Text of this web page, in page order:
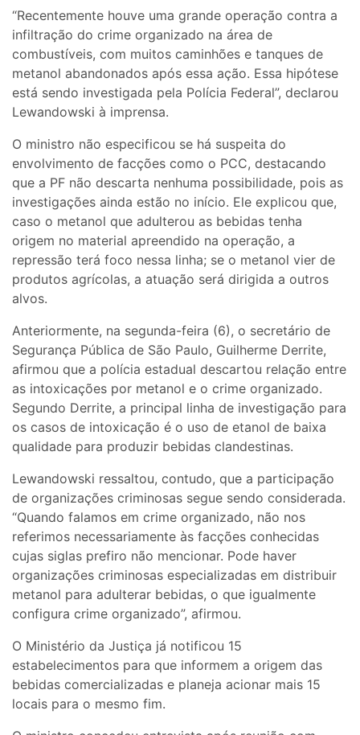
“Recentemente houve uma grande operação contra a
infiltração do crime organizado na área de
combustíveis, com muitos caminhões e tanques de
metanol abandonados após essa ação. Essa hipótese
está sendo investigada pela Polícia Federal”, declarou
Lewandowski à imprensa.
O ministro não especificou se há suspeita do
envolvimento de facções como o PCC, destacando
que a PF não descarta nenhuma possibilidade, pois as
investigações ainda estão no início. Ele explicou que,
caso o metanol que adulterou as bebidas tenha
origem no material apreendido na operação, a
repressão terá foco nessa linha; se o metanol vier de
produtos agrícolas, a atuação será dirigida a outros
alvos.
Anteriormente, na segunda-feira (6), o secretário de
Segurança Pública de São Paulo, Guilherme Derrite,
afirmou que a polícia estadual descartou relação entre
as intoxicações por metanol e o crime organizado.
Segundo Derrite, a principal linha de investigação para
os casos de intoxicação é o uso de etanol de baixa
qualidade para produzir bebidas clandestinas.
Lewandowski ressaltou, contudo, que a participação
de organizações criminosas segue sendo considerada.
“Quando falamos em crime organizado, não nos
referimos necessariamente às facções conhecidas
cujas siglas prefiro não mencionar. Pode haver
organizações criminosas especializadas em distribuir
metanol para adulterar bebidas, o que igualmente
configura crime organizado”, afirmou.
O Ministério da Justiça já notificou 15
estabelecimentos para que informem a origem das
bebidas comercializadas e planeja acionar mais 15
locais para o mesmo fim.